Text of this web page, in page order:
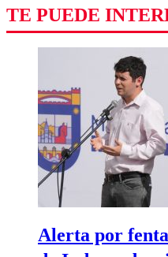
TE PUEDE
Alerta por